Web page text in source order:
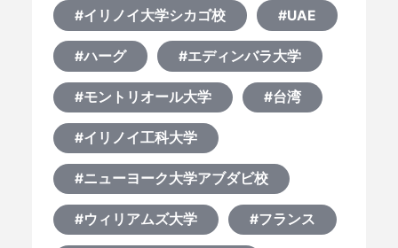
#イリノイ大学シカゴ校 #UAE
#ハーグ #エディンバラ大学
#モントリオール大学 #台湾
#イリノイ工科大学
#ニューヨーク大学アブダビ校
#ウィリアムズ大学 #フランス